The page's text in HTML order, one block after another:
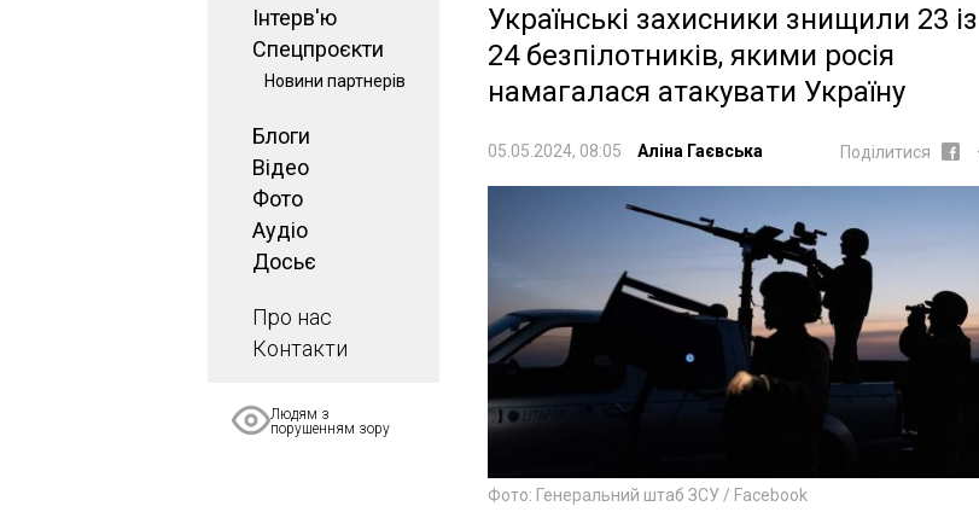
Інтерв'ю
Спецпроєкти
Новини партнерів
Блоги
Відео
Фото
Аудіо
Досьє
Про нас
Контакти
Людям з
порушенням зору
Українські захисники знищили 23 із
24 безпілотників, якими росія
намагалася атакувати Україну
05.05.2024, 08:05 Аліна Гаєвська Поділитися
Фото: Генеральний штаб ЗСУ / Facebook